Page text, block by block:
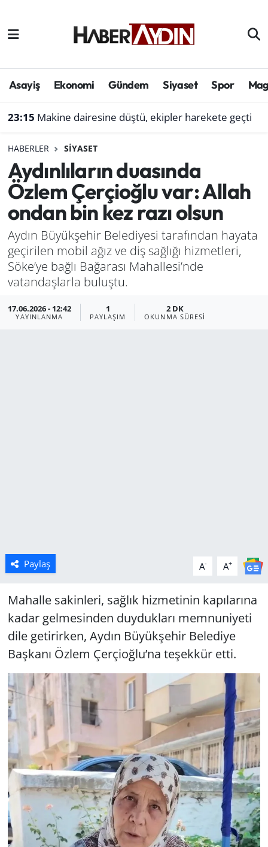
Asayiş Ekonomi Gündem Siyaset Spor
23:15 Makine dairesine düştü, ekipler harekete geçti
HABERLER SIYASET
Aydınlıların duasında
Özlem Çerçioğlu var: Allah
ondan bin kez razı olsun
Aydın Büyükşehir Belediyesi tarafından hayata
geçirilen mobil ağız ve diş sağlığı hizmetleri,
Söke’ye bağlı Bağarası Mahallesi’nde
vatandaşlarla buluştu.
17.06.2026 - 12:42
YAYINLANMA
1
PAYLAŞIM
2 DK
OKUNMA SÜRESI
Paylaş A- A+
Mahalle sakinleri, sağlık hizmetinin kapılarına
kadar gelmesinden duydukları memnuniyeti
dile getirirken, Aydın Büyükşehir Belediye
Başkanı Özlem Çerçioğlu’na teşekkür etti.
Afyonkarahisar
Çevre
Genel
Haber
Izmir
Kütahya
Manisa
Muğla
Aydın Hava Durumu
Süper Lig Puan Durumu ve Fikstür
Son Dakika Haberleri
Haber Arşivi